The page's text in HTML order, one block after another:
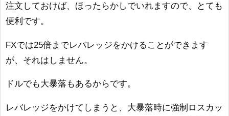
注文しておけば、ほったらかしでいれますので、とても
便利です。
FXでは25倍までレバレッジをかけることができます
が、それはしません。
ドルでも大暴落もあるからです。
レバレッジをかけてしまうと、大暴落時に強制ロスカッ